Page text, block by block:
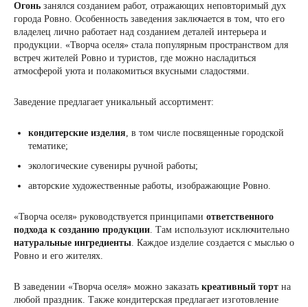
Огонь занялся созданием работ, отражающих неповторимый дух
города Ровно. Особенность заведения заключается в том, что его
владелец лично работает над созданием деталей интерьера и
продукции. «Творча оселя» стала популярным пространством для
встреч жителей Ровно и туристов, где можно насладиться
атмосферой уюта и полакомиться вкусными сладостями.
Заведение предлагает уникальный ассортимент:
кондитерские изделия, в том числе посвященные городской
тематике;
экологические сувениры ручной работы;
авторские художественные работы, изображающие Ровно.
«Творча оселя» руководствуется принципами ответственного
подхода к созданию продукции. Там используют исключительно
натуральные ингредиенты. Каждое изделие создается с мыслью о
Ровно и его жителях.
В заведении «Творча оселя» можно заказать креативный торт на
любой праздник. Также кондитерская предлагает изготовление